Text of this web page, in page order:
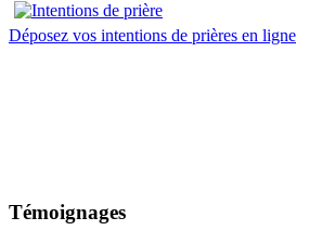
Déposez vos intentions de prières en ligne
Témoignages